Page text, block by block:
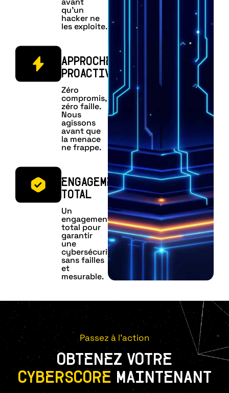
qu’un
hacker ne
les exploite.
APPROCHE
PROACTIVE
Zéro
compromis,
zéro faille.
Nous
agissons
avant que
la menace
ne frappe.
ENGAGEMENT
TOTAL
Un
engagement
total pour
garantir
une
cybersécurité
sans failles
et
mesurable.
Passez à l'action
OBTENEZ VOTRE
CYBERSCORE MAINTENANT